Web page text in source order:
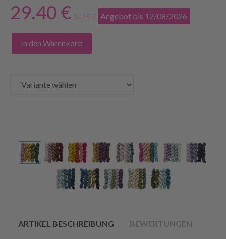
29.40 € 34.55 € Angebot bis 12/08/2026
In den Warenkorb
ARTIKEL BESCHREIBUNG BEWERTUNGEN